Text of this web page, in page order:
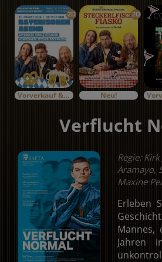
2D
Vorverkauf & Specials
2D
Neu!
Verflucht
Regie:
Aramayo,
Maxine
Erleben
Mannes,
Jahren